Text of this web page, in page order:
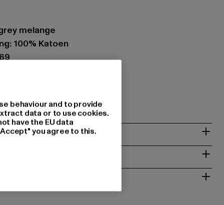
melange
100% Katoen
behaviour and to provide
data or to use cookies.
have the EU data
you agree to this.